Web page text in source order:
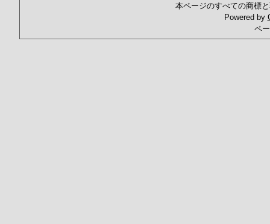
本ページのすべての商標
Powered by
ペ